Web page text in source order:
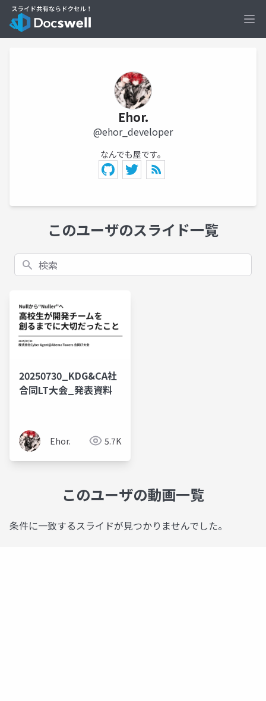
Ehor.
@ehor_developer
なんでも屋です。
このユーザのスライド一覧
検索
20250730_KDG&CA社
合同LT大会_発表資料
Ehor. 5.7K
このユーザの動画一覧
条件に一致するスライドが見つかりませんでした。